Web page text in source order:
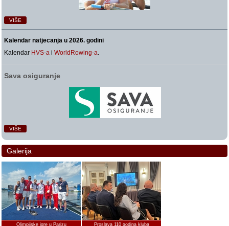
VIŠE
Kalendar natjecanja u 2026. godini
Kalendar HVS-a iWorldRowing-a.
Sava osiguranje
VIŠE
Galerija
Olimpijske igre u Parizu Proslava 110 godina kluba